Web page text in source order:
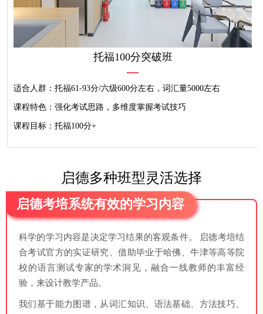
托福100分突破班
适合人群：托福61-93分/六级600分左右，词汇量5000左右
课程特色：强化考试思路，多维度掌握考试技巧
课程目标：托福100分+
启德多种班型灵活选择
启德考培系统有效的学习内容
科学的学习内容是决定学习结果的客观条件。 启德考培结
合考试官方的实证研究、借助毕业于哈佛、牛津等高等院
校的语言测试专家的学术洞见，融合一线教师的丰富经
验，来设计教学产品。
我们基于能力图谱，从词汇知识、语法基础、方法技巧、